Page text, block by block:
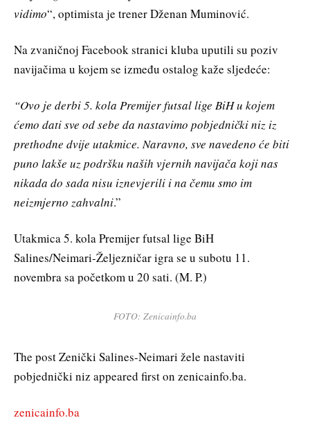
vidimo“, optimista je trener Dženan Muminović.
Na zvaničnoj Facebook stranici kluba uputili su poziv
navijačima u kojem se između ostalog kaže sljedeće:
“Ovo je derbi 5. kola Premijer futsal lige BiH u kojem
ćemo dati sve od sebe da nastavimo pobjednički niz iz
prethodne dvije utakmice. Naravno, sve navedeno će biti
puno lakše uz podršku naših vjernih navijača koji nas
nikada do sada nisu iznevjerili i na čemu smo im
neizmjerno zahvalni.”
Utakmica 5. kola Premijer futsal lige BiH
Salines/Neimari-Željezničar igra se u subotu 11.
novembra sa početkom u 20 sati. (M. P.)
FOTO: Zenicainfo.ba
The post Zenički Salines-Neimari žele nastaviti
pobjednički niz appeared first on zenicainfo.ba.
zenicainfo.ba